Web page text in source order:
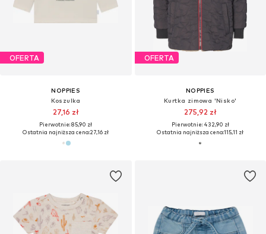
OFERTA
NOPPIES
Koszulka
27,16 zł
Pierwotnie: 85,90 zł
Ostatnia najniższa cena:27,16 zł
OFERTA
NOPPIES
Kurtka zimowa 'Nisko'
275,92 zł
Pierwotnie: 432,90 zł
Ostatnia najniższa cena:115,11 zł